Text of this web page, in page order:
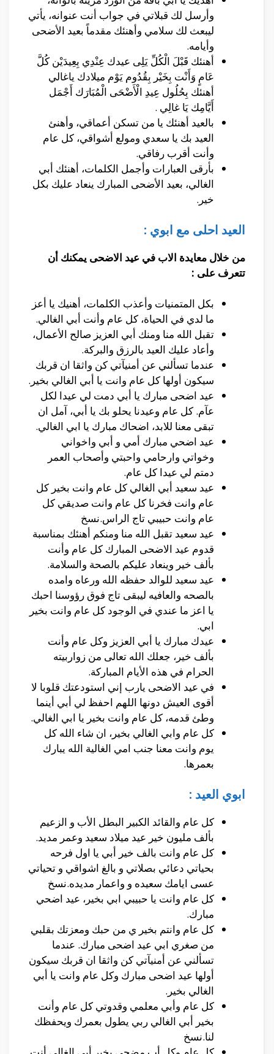
وأرسل لك قبلاتي في جواب أنت عنوانه، يأتي
ليبعث لك سلامي وأهنئك مقدماً بعيد الأضحى
وأيامه.
أهنئك قَبْلَ الْكُلِّ يَلِى عيدك عِنْدِي بِعِيدَيْن كُلَّ
عَامٍ وَأَنْت بِخَيْر بِقُدُوم يَوْم ميلادك ياغالي
أهنئك بِحُلُول عِيدِ الْأَضْحَى الْمُبَارَك أَجْمَل
أَيَّامِك يَا غالِي .
بالعيد أهنئك يا من تسكن أعماقي، وأهنئ
العيد بك يا سعدي ومولع أشواقي، كل عام
وأنت أقرب رفاقي.
بأرقى العبارات وأجمل الكلمات، أهنئك أبي
الغالي، بعيد الأضحى المبارك ينعاد عليك بكل
خير.
العيد احلى مع ابوي :
من خلال معايدة الاب في عيد الاضحى يمكنك أن
تتعرف على :
بكل المتمنيات وأعذب الكلمات، أهنيك يا أعز
ما لدي في الحياة، كل عام وأنت أبي الغالي.
تقبل الله منا ومنك أبي العزيز صالح الأعمال،
وأعاد عليك العيد بالرزق والبركة.
عندما تسألني عن أمنيآتي كن واثقا ان قربك
سيكون أولها كل عام وانت يا أبي الغالي بخير.
عيد اضحى مبارك يا أبي دمت لي عيدا لكل
عآم. كل عام وعيدنا يحلو بك يا أبي، آمل ان
تبقى معنا للابد، اضحاك مبارك يا ابي الغالي.
عيد اضحي مبارك أمي و أبي واخواني
وخواتي وارحامي واحبتي وأصحاب العمر
دمتم لي عيدا كل عام.
عيد سعيد أبي الغالي كل عام وانت بخير كل
عام وانت فخرنا كل عام وانت صديقي كل
عام وانت حبيبي تاج الراس.نسخ
عيد سعيد تقبل الله منا ومنكم أهنئك بمناسبة
قدوم عيد الاضحى المبارك كل عام وأنت
بألف خير وينعاد عليكم بالصحة والسلامة.
عيد سعيد للوالد حفظه الله ورعاه وامده
بالصحه والعافيه ليبقى تاج فوق رؤوسنا احبك
يا اعز ما عندي في الوجود كل عام وانت بخير
ابي.
عيدك مبارك يا أبي العزيز وكل عام وأنت
بألف خير، جعلك الله تعالى من زواربيته
الحرام في هذه الأيام المباركة.
في عيد الاضحى يارب إني استودعتك قلوبا لا
أقوى العيش دونها اللهم احفظ لي أبي أينما
وطئ قدمه، كل عام وانت بخير يا ابي الغالي.
كل عام وابي الغالي بخير، ان شاء الله كل
يوم وانت معنا جنب امي الغالية الله يبارك
بعمرها.
ابوي العيد :
كل عام والقائد الكبير البطل الأب و الزعيم
بألف مليون خير عيد ميلاد سعيد وعمر مديد.
كل عام وانت بالف خير أبي يا اول فرحه
بحياتي دعائي بصلاتي و بالغ اشواقي و تحياتي
عسى ايامك سعيده و واعمار مديده.نسخ
كل عام وانت يا حبيبي ابي بخير، عيد اضحي
مبارك.
كل عام وانتم بخير ي من حبك ومعزتك بقلبي
من صغري ابي عيد اضحى مبارك. عندما
تسألني عن أمنيآتي كن واثقا ان قربك سيكون
أولها عيد اضحى مبارك وكل عام وانت يا أبي
الغالي بخير.
كل عام وأبي معلمي وقدوتي كل عام وأنت
بخير أبي الغالي ربي يطول بعمرك ويحفظك
لنا.نسخ